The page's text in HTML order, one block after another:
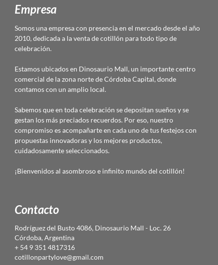
Empresa
Somos una empresa con presencia en el mercado desde el año
2010, dedicada a la venta de cotillón para todo tipo de
celebración.
Estamos ubicados en Dinosaurio Mall, un importante centro
comercial de la zona norte de Córdoba Capital, donde
contamos con un amplio local.
Sabemos que en toda celebración se depositan sueños y se
gestan los más preciados recuerdos. Por eso, nuestro
compromiso es acompañarte en cada uno de tus festejos con
propuestas innovadoras y los mejores productos,
cuidadosamente seleccionados.
¡Bienvenidos al asombroso e infinito mundo del cotillón!
Contacto
Rodríguez del Busto 4086, Dinosaurio Mall - Loc. 26
Córdoba, Argentina
+ 54 9 351 4817316
cotillonpartylove@gmail.com